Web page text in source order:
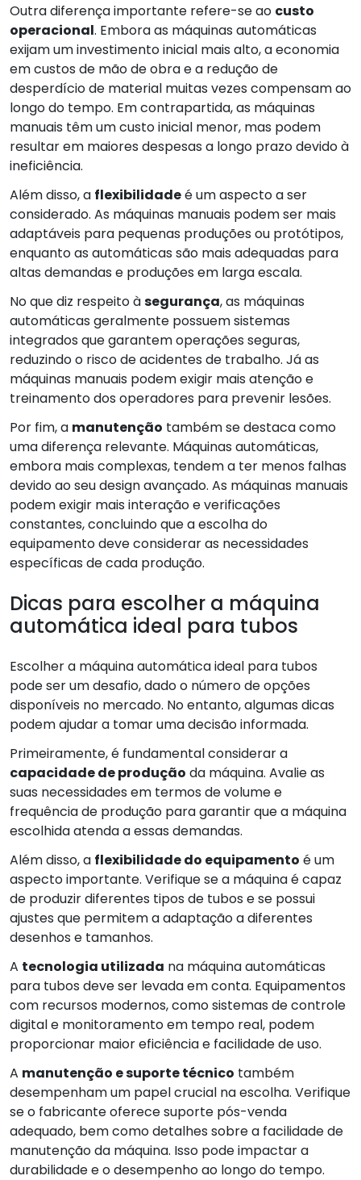
Outra diferença importante refere-se ao custo
operacional. Embora as máquinas automáticas
exijam um investimento inicial mais alto, a economia
em custos de mão de obra e a redução de
desperdício de material muitas vezes compensam ao
longo do tempo. Em contrapartida, as máquinas
manuais têm um custo inicial menor, mas podem
resultar em maiores despesas a longo prazo devido à
ineficiência.
Além disso, a flexibilidadeé um aspecto a ser
considerado. As máquinas manuais podem ser mais
adaptáveis para pequenas produções ou protótipos,
enquanto as automáticas são mais adequadas para
altas demandas e produções em larga escala.
No que diz respeito àsegurança, as máquinas
automáticas geralmente possuem sistemas
integrados que garantem operações seguras,
reduzindo o risco de acidentes de trabalho. Já as
máquinas manuais podem exigir mais atenção e
treinamento dos operadores para prevenir lesões.
Por fim, a manutenção também se destaca como
uma diferença relevante. Máquinas automáticas,
embora mais complexas, tendem a ter menos falhas
devido ao seu design avançado. As máquinas manuais
podem exigir mais interação e verificações
constantes, concluindo que a escolha do
equipamento deve considerar as necessidades
específicas de cada produção.
Dicas para escolher a máquina
automática ideal para tubos
Escolher a máquina automática ideal para tubos
pode ser um desafio, dado o número de opções
disponíveis no mercado. No entanto, algumas dicas
podem ajudar a tomar uma decisão informada.
Primeiramente, é fundamental considerar a
capacidade de produção da máquina. Avalie as
suas necessidades em termos de volume e
frequência de produção para garantir que a máquina
escolhida atenda a essas demandas.
Além disso, a flexibilidade do equipamento é um
aspecto importante. Verifique se a máquina é capaz
de produzir diferentes tipos de tubos e se possui
ajustes que permitem a adaptação a diferentes
desenhos e tamanhos.
A tecnologia utilizada na máquina automáticas
para tubos deve ser levada em conta. Equipamentos
com recursos modernos, como sistemas de controle
digital e monitoramento em tempo real, podem
proporcionar maior eficiência e facilidade de uso.
A manutenção e suporte técnico também
desempenham um papel crucial na escolha. Verifique
se o fabricante oferece suporte pós-venda
adequado, bem como detalhes sobre a facilidade de
manutenção da máquina. Isso pode impactar a
durabilidade e o desempenho ao longo do tempo.